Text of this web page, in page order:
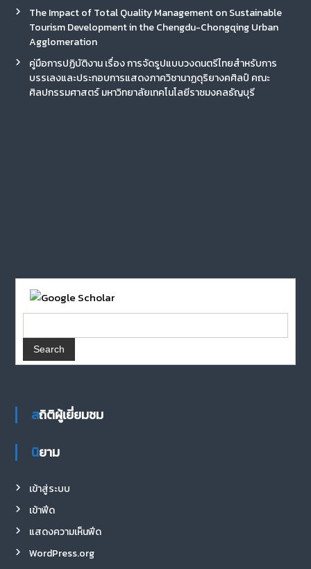
The Impact of Total Quality Management on Sustainable
Tourism Development in the Chengdu-Chongqing Urban
Agglomeration
คู่มือการปฏิบัติงาน เรื่อง การจัดรูปแบบวงดนตรีไทยสำหรับการ
บรรเลงและประกอบการแสดงภาควิชานาฏดุริยางคศิลป์ คณะ
ศิลปกรรมศาสตร์ มหาวิทยาลัยเทคโนโลยีราชมงคลธัญบุรี
สถิติผู้เยี่ยมชม
นิยาม
เข้าสู่ระบบ
เข้าฟีด
แสดงความเห็นฟีด
WordPress.org